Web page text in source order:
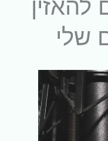
שלי